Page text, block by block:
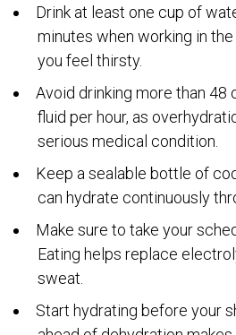
Drink at least one cup of
minutes when working in the
you feel thirsty.
Avoid drinking more than
fluid per hour, as
serious medical condition.
Keep a sealable bottle of
can hydrate continuously
Make sure to take your
Eating helps replace
sweat.
Start hydrating before your